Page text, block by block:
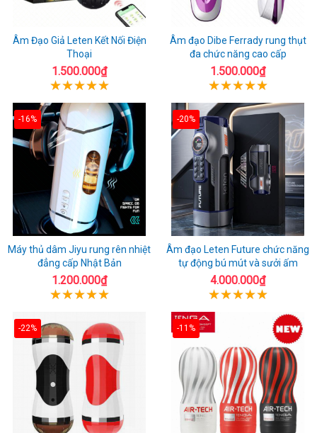
Âm Đạo Giả Leten Kết Nối Điện
Thoại
1.500.000₫
Âm đạo Dibe Ferrady rung thụt
đa chức năng cao cấp
1.500.000₫
-16%
Máy thủ dâm Jiyu rung rên nhiệt
đẳng cấp Nhật Bản
1.200.000₫
-20%
Âm đạo Leten Future chức năng
tự động bú mút và sưởi ấm
4.000.000₫
-22% -11%